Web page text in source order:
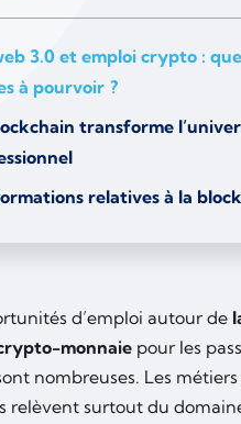
3.0 et emploi crypto :
à pourvoir ?
transforme
relatives à la
d’emploi autour de
monnaie pour les
nombreuses. Les
relèvent surtout du